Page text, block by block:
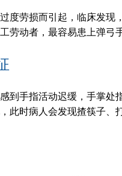
度劳损而引起，临床发
劳动者，最容易患上弹弓
到手指活动迟缓，手掌处
此时病人会发现揸筷子、